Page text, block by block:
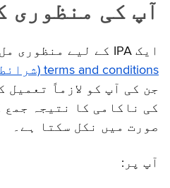
آپ کی منظوری
ایک IPA کے لیے منظوری مل جانے کے بعد، کچھ
terms and conditions (شرائط و ضوابط)
جن کی آپ کو لازماً تعمیل
کی ناکامی کا نتیجہ
صورت میں نکل سکتا ہے۔
آپ پر: